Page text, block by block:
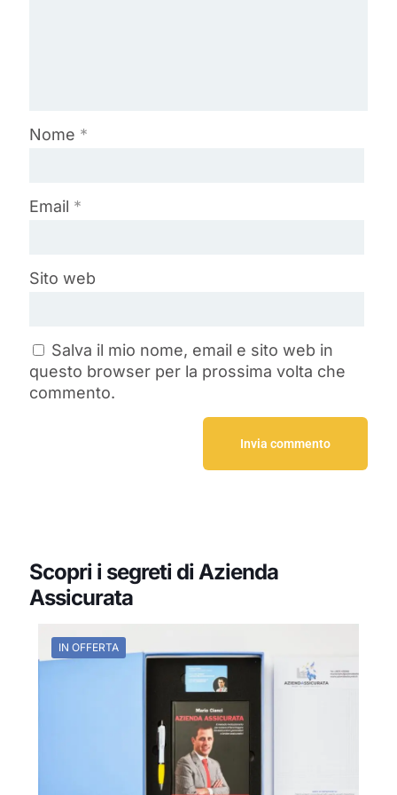
Nome *
Email *
Sito web
Salva il mio nome, email e sito web in
questo browser per la prossima volta che
commento.
Scopri i segreti di Azienda
Assicurata
IN OFFERTA